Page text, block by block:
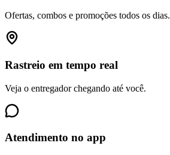
Ofertas, combos e promoções todos os dias.
Rastreio em tempo real
Veja o entregador chegando até você.
Atendimento no app